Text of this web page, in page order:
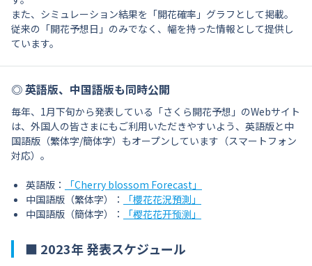
また、シミュレーション結果を「開花確率」グラフとして掲載。
従来の「開花予想日」のみでなく、幅を持った情報として提供し
ています。
◎ 英語版、中国語版も同時公開
毎年、1月下旬から発表している「さくら開花予想」のWebサイト
は、外国人の皆さまにもご利用いただきやすいよう、英語版と中
国語版（繁体字/簡体字）もオープンしています（スマートフォン
対応）。
英語版：
「Cherry blossom Forecast」
中国語版（繁体字）：
「櫻花花況預測」
中国語版（簡体字）：
「樱花花开预测」
■ 2023年 発表スケジュール